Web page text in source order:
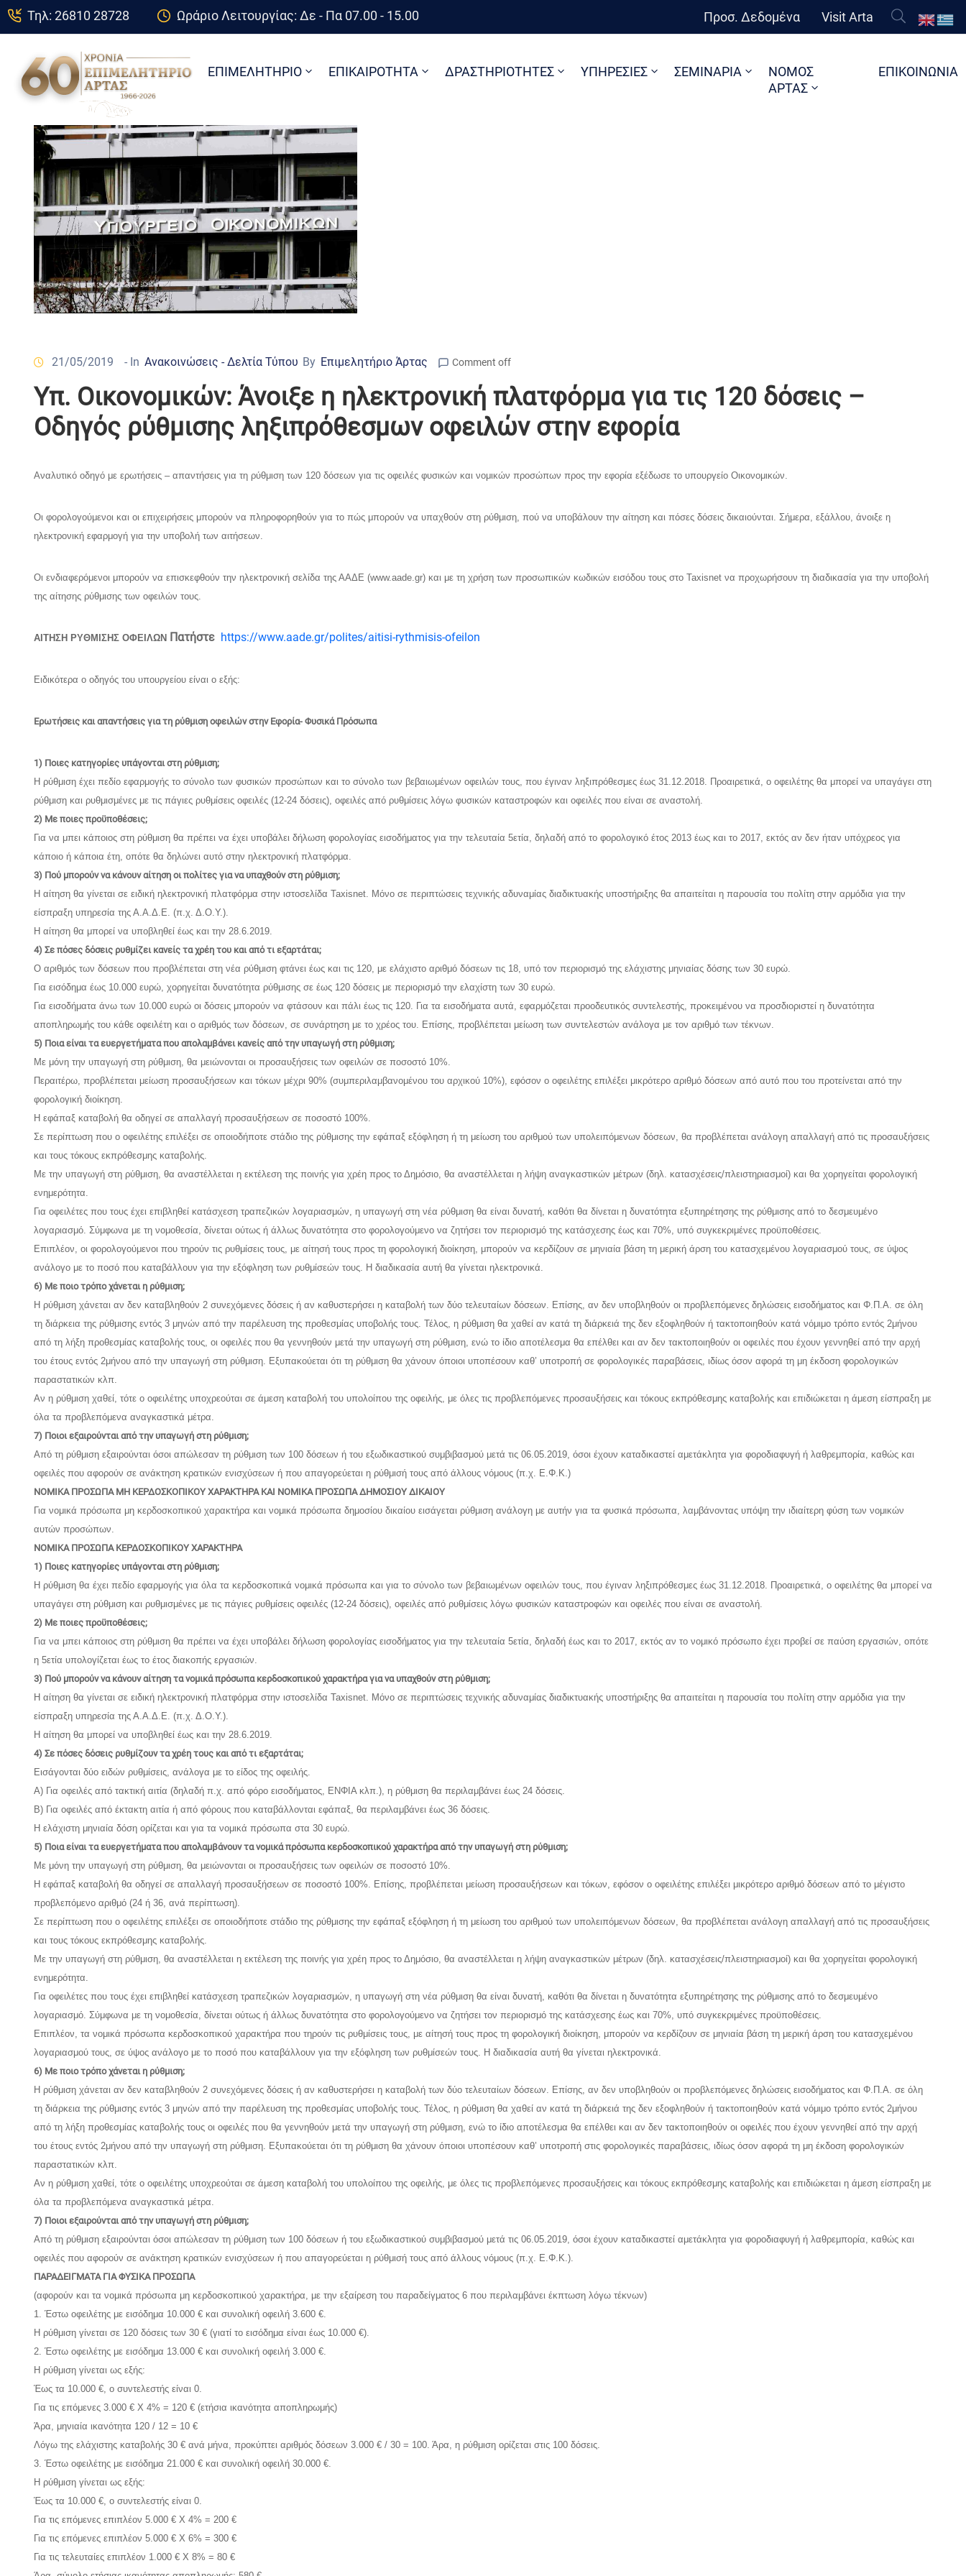
Τηλ: 26810 28728 Ωράριο Λειτουργίας: Δε - Πα 07.00 - 15.00 Προσ. Δεδομένα Visit Arta
ΕΠΙΜΕΛΗΤΗΡΙΟ ΕΠΙΚΑΙΡΟΤΗΤΑ ΔΡΑΣΤΗΡΙΟΤΗΤΕΣ ΥΠΗΡΕΣΙΕΣ ΣΕΜΙΝΑΡΙΑ
ΝΟΜΟΣ
ΑΡΤΑΣ
ΕΠΙΚΟΙΝΩΝΙΑ
21/05/2019 - In Ανακοινώσεις - Δελτία Τύπου By Επιμελητήριο Άρτας Comment off
Υπ. Οικονομικών: Άνοιξε η ηλεκτρονική πλατφόρμα για τις 120 δόσεις –
Οδηγός ρύθμισης ληξιπρόθεσμων οφειλών στην εφορία
Αναλυτικό οδηγό με ερωτήσεις – απαντήσεις για τη ρύθμιση των 120 δόσεων για τις οφειλές φυσικών και νομικών προσώπων προς την εφορία εξέδωσε το υπουργείο Οικονομικών.
Οι φορολογούμενοι και οι επιχειρήσεις μπορούν να πληροφορηθούν για το πώς μπορούν να υπαχθούν στη ρύθμιση, πού να υποβάλουν την αίτηση και πόσες δόσεις δικαιούνται. Σήμερα, εξάλλου, άνοιξε η
ηλεκτρονική εφαρμογή για την υποβολή των αιτήσεων.
Οι ενδιαφερόμενοι μπορούν να επισκεφθούν την ηλεκτρονική σελίδα της ΑΑΔΕ (www.aade.gr) και με τη χρήση των προσωπικών κωδικών εισόδου τους στο Taxisnet να προχωρήσουν τη διαδικασία για την υποβολή
της αίτησης ρύθμισης των οφειλών τους.
ΑΙΤΗΣΗ ΡΥΘΜΙΣΗΣ ΟΦΕΙΛΩΝ Πατήστε https://www.aade.gr/polites/aitisi-rythmisis-ofeilon
Ειδικότερα ο οδηγός του υπουργείου είναι ο εξής:
Ερωτήσεις και απαντήσεις για τη ρύθμιση οφειλών στην Εφορία- Φυσικά Πρόσωπα
1) Ποιες κατηγορίες υπάγονται στη ρύθμιση;
H ρύθμιση έχει πεδίο εφαρμογής το σύνολο των φυσικών προσώπων και το σύνολο των βεβαιωμένων οφειλών τους, που έγιναν ληξιπρόθεσμες έως 31.12.2018. Προαιρετικά, ο οφειλέτης θα μπορεί να υπαγάγει στη
ρύθμιση και ρυθμισμένες με τις πάγιες ρυθμίσεις οφειλές (12-24 δόσεις), οφειλές από ρυθμίσεις λόγω φυσικών καταστροφών και οφειλές που είναι σε αναστολή.
2) Με ποιες προϋποθέσεις;
Για να μπει κάποιος στη ρύθμιση θα πρέπει να έχει υποβάλει δήλωση φορολογίας εισοδήματος για την τελευταία 5ετία, δηλαδή από το φορολογικό έτος 2013 έως και το 2017, εκτός αν δεν ήταν υπόχρεος για
κάποιο ή κάποια έτη, οπότε θα δηλώνει αυτό στην ηλεκτρονική πλατφόρμα.
3) Πού μπορούν να κάνουν αίτηση οι πολίτες για να υπαχθούν στη ρύθμιση;
Η αίτηση θα γίνεται σε ειδική ηλεκτρονική πλατφόρμα στην ιστοσελίδα Taxisnet. Μόνο σε περιπτώσεις τεχνικής αδυναμίας διαδικτυακής υποστήριξης θα απαιτείται η παρουσία του πολίτη στην αρμόδια για την
είσπραξη υπηρεσία της Α.Α.Δ.Ε. (π.χ. Δ.Ο.Υ.).
Η αίτηση θα μπορεί να υποβληθεί έως και την 28.6.2019.
4) Σε πόσες δόσεις ρυθμίζει κανείς τα χρέη του και από τι εξαρτάται;
Ο αριθμός των δόσεων που προβλέπεται στη νέα ρύθμιση φτάνει έως και τις 120, με ελάχιστο αριθμό δόσεων τις 18, υπό τον περιορισμό της ελάχιστης μηνιαίας δόσης των 30 ευρώ.
Για εισόδημα έως 10.000 ευρώ, χορηγείται δυνατότητα ρύθμισης σε έως 120 δόσεις με περιορισμό την ελαχίστη των 30 ευρώ.
Για εισοδήματα άνω των 10.000 ευρώ οι δόσεις μπορούν να φτάσουν και πάλι έως τις 120. Για τα εισοδήματα αυτά, εφαρμόζεται προοδευτικός συντελεστής, προκειμένου να προσδιοριστεί η δυνατότητα
αποπληρωμής του κάθε οφειλέτη και ο αριθμός των δόσεων, σε συνάρτηση με το χρέος του. Επίσης, προβλέπεται μείωση των συντελεστών ανάλογα με τον αριθμό των τέκνων.
5) Ποια είναι τα ευεργετήματα που απολαμβάνει κανείς από την υπαγωγή στη ρύθμιση;
Με μόνη την υπαγωγή στη ρύθμιση, θα μειώνονται οι προσαυξήσεις των οφειλών σε ποσοστό 10%.
Περαιτέρω, προβλέπεται μείωση προσαυξήσεων και τόκων μέχρι 90% (συμπεριλαμβανομένου του αρχικού 10%), εφόσον ο οφειλέτης επιλέξει μικρότερο αριθμό δόσεων από αυτό που του προτείνεται από την
φορολογική διοίκηση.
Η εφάπαξ καταβολή θα οδηγεί σε απαλλαγή προσαυξήσεων σε ποσοστό 100%.
Σε περίπτωση που ο οφειλέτης επιλέξει σε οποιοδήποτε στάδιο της ρύθμισης την εφάπαξ εξόφληση ή τη μείωση του αριθμού των υπολειπόμενων δόσεων, θα προβλέπεται ανάλογη απαλλαγή από τις προσαυξήσεις
και τους τόκους εκπρόθεσμης καταβολής.
Με την υπαγωγή στη ρύθμιση, θα αναστέλλεται η εκτέλεση της ποινής για χρέη προς το Δημόσιο, θα αναστέλλεται η λήψη αναγκαστικών μέτρων (δηλ. κατασχέσεις/πλειστηριασμοί) και θα χορηγείται φορολογική
ενημερότητα.
Για οφειλέτες που τους έχει επιβληθεί κατάσχεση τραπεζικών λογαριασμών, η υπαγωγή στη νέα ρύθμιση θα είναι δυνατή, καθότι θα δίνεται η δυνατότητα εξυπηρέτησης της ρύθμισης από το δεσμευμένο
λογαριασμό. Σύμφωνα με τη νομοθεσία, δίνεται ούτως ή άλλως δυνατότητα στο φορολογούμενο να ζητήσει τον περιορισμό της κατάσχεσης έως και 70%, υπό συγκεκριμένες προϋποθέσεις.
Επιπλέον, οι φορολογούμενοι που τηρούν τις ρυθμίσεις τους, με αίτησή τους προς τη φορολογική διοίκηση, μπορούν να κερδίζουν σε μηνιαία βάση τη μερική άρση του κατασχεμένου λογαριασμού τους, σε ύψος
ανάλογο με το ποσό που καταβάλλουν για την εξόφληση των ρυθμίσεών τους. Η διαδικασία αυτή θα γίνεται ηλεκτρονικά.
6) Με ποιο τρόπο χάνεται η ρύθμιση;
Η ρύθμιση χάνεται αν δεν καταβληθούν 2 συνεχόμενες δόσεις ή αν καθυστερήσει η καταβολή των δύο τελευταίων δόσεων. Επίσης, αν δεν υποβληθούν οι προβλεπόμενες δηλώσεις εισοδήματος και Φ.Π.Α. σε όλη
τη διάρκεια της ρύθμισης εντός 3 μηνών από την παρέλευση της προθεσμίας υποβολής τους. Τέλος, η ρύθμιση θα χαθεί αν κατά τη διάρκειά της δεν εξοφληθούν ή τακτοποιηθούν κατά νόμιμο τρόπο εντός 2μήνου
από τη λήξη προθεσμίας καταβολής τους, οι οφειλές που θα γεννηθούν μετά την υπαγωγή στη ρύθμιση, ενώ το ίδιο αποτέλεσμα θα επέλθει και αν δεν τακτοποιηθούν οι οφειλές που έχουν γεννηθεί από την αρχή
του έτους εντός 2μήνου από την υπαγωγή στη ρύθμιση. Εξυπακούεται ότι τη ρύθμιση θα χάνουν όποιοι υποπέσουν καθ’ υποτροπή σε φορολογικές παραβάσεις, ιδίως όσον αφορά τη μη έκδοση φορολογικών
παραστατικών κλπ.
Αν η ρύθμιση χαθεί, τότε ο οφειλέτης υποχρεούται σε άμεση καταβολή του υπολοίπου της οφειλής, με όλες τις προβλεπόμενες προσαυξήσεις και τόκους εκπρόθεσμης καταβολής και επιδιώκεται η άμεση είσπραξη με
όλα τα προβλεπόμενα αναγκαστικά μέτρα.
7) Ποιοι εξαιρούνται από την υπαγωγή στη ρύθμιση;
Από τη ρύθμιση εξαιρούνται όσοι απώλεσαν τη ρύθμιση των 100 δόσεων ή του εξωδικαστικού συμβιβασμού μετά τις 06.05.2019, όσοι έχουν καταδικαστεί αμετάκλητα για φοροδιαφυγή ή λαθρεμπορία, καθώς και
οφειλές που αφορούν σε ανάκτηση κρατικών ενισχύσεων ή που απαγορεύεται η ρύθμισή τους από άλλους νόμους (π.χ. Ε.Φ.Κ.)
ΝΟΜΙΚΑ ΠΡΟΣΩΠΑ ΜΗ ΚΕΡΔΟΣΚΟΠΙΚΟΥ ΧΑΡΑΚΤΗΡΑ ΚΑΙ ΝΟΜΙΚΑ ΠΡΟΣΩΠΑ ΔΗΜΟΣΙΟΥ ΔΙΚΑΙΟΥ
Για νομικά πρόσωπα μη κερδοσκοπικού χαρακτήρα και νομικά πρόσωπα δημοσίου δικαίου εισάγεται ρύθμιση ανάλογη με αυτήν για τα φυσικά πρόσωπα, λαμβάνοντας υπόψη την ιδιαίτερη φύση των νομικών
αυτών προσώπων.
ΝΟΜΙΚΑ ΠΡΟΣΩΠΑ ΚΕΡΔΟΣΚΟΠΙΚΟΥ ΧΑΡΑΚΤΗΡΑ
1) Ποιες κατηγορίες υπάγονται στη ρύθμιση;
Η ρύθμιση θα έχει πεδίο εφαρμογής για όλα τα κερδοσκοπικά νομικά πρόσωπα και για το σύνολο των βεβαιωμένων οφειλών τους, που έγιναν ληξιπρόθεσμες έως 31.12.2018. Προαιρετικά, ο οφειλέτης θα μπορεί να
υπαγάγει στη ρύθμιση και ρυθμισμένες με τις πάγιες ρυθμίσεις οφειλές (12-24 δόσεις), οφειλές από ρυθμίσεις λόγω φυσικών καταστροφών και οφειλές που είναι σε αναστολή.
2) Με ποιες προϋποθέσεις;
Για να μπει κάποιος στη ρύθμιση θα πρέπει να έχει υποβάλει δήλωση φορολογίας εισοδήματος για την τελευταία 5ετία, δηλαδή έως και το 2017, εκτός αν το νομικό πρόσωπο έχει προβεί σε παύση εργασιών, οπότε
η 5ετία υπολογίζεται έως το έτος διακοπής εργασιών.
3) Πού μπορούν να κάνουν αίτηση τα νομικά πρόσωπα κερδοσκοπικού χαρακτήρα για να υπαχθούν στη ρύθμιση;
Η αίτηση θα γίνεται σε ειδική ηλεκτρονική πλατφόρμα στην ιστοσελίδα Taxisnet. Μόνο σε περιπτώσεις τεχνικής αδυναμίας διαδικτυακής υποστήριξης θα απαιτείται η παρουσία του πολίτη στην αρμόδια για την
είσπραξη υπηρεσία της Α.Α.Δ.Ε. (π.χ. Δ.Ο.Υ.).
Η αίτηση θα μπορεί να υποβληθεί έως και την 28.6.2019.
4) Σε πόσες δόσεις ρυθμίζουν τα χρέη τους και από τι εξαρτάται;
Εισάγονται δύο ειδών ρυθμίσεις, ανάλογα με το είδος της οφειλής.
Α) Για οφειλές από τακτική αιτία (δηλαδή π.χ. από φόρο εισοδήματος, ΕΝΦΙΑ κλπ.), η ρύθμιση θα περιλαμβάνει έως 24 δόσεις.
Β) Για οφειλές από έκτακτη αιτία ή από φόρους που καταβάλλονται εφάπαξ, θα περιλαμβάνει έως 36 δόσεις.
Η ελάχιστη μηνιαία δόση ορίζεται και για τα νομικά πρόσωπα στα 30 ευρώ.
5) Ποια είναι τα ευεργετήματα που απολαμβάνουν τα νομικά πρόσωπα κερδοσκοπικού χαρακτήρα από την υπαγωγή στη ρύθμιση;
Με μόνη την υπαγωγή στη ρύθμιση, θα μειώνονται οι προσαυξήσεις των οφειλών σε ποσοστό 10%.
Η εφάπαξ καταβολή θα οδηγεί σε απαλλαγή προσαυξήσεων σε ποσοστό 100%. Επίσης, προβλέπεται μείωση προσαυξήσεων και τόκων, εφόσον ο οφειλέτης επιλέξει μικρότερο αριθμό δόσεων από το μέγιστο
προβλεπόμενο αριθμό (24 ή 36, ανά περίπτωση).
Σε περίπτωση που ο οφειλέτης επιλέξει σε οποιοδήποτε στάδιο της ρύθμισης την εφάπαξ εξόφληση ή τη μείωση του αριθμού των υπολειπόμενων δόσεων, θα προβλέπεται ανάλογη απαλλαγή από τις προσαυξήσεις
και τους τόκους εκπρόθεσμης καταβολής.
Με την υπαγωγή στη ρύθμιση, θα αναστέλλεται η εκτέλεση της ποινής για χρέη προς το Δημόσιο, θα αναστέλλεται η λήψη αναγκαστικών μέτρων (δηλ. κατασχέσεις/πλειστηριασμοί) και θα χορηγείται φορολογική
ενημερότητα.
Για οφειλέτες που τους έχει επιβληθεί κατάσχεση τραπεζικών λογαριασμών, η υπαγωγή στη νέα ρύθμιση θα είναι δυνατή, καθότι θα δίνεται η δυνατότητα εξυπηρέτησης της ρύθμισης από το δεσμευμένο
λογαριασμό. Σύμφωνα με τη νομοθεσία, δίνεται ούτως ή άλλως δυνατότητα στο φορολογούμενο να ζητήσει τον περιορισμό της κατάσχεσης έως και 70%, υπό συγκεκριμένες προϋποθέσεις.
Επιπλέον, τα νομικά πρόσωπα κερδοσκοπικού χαρακτήρα που τηρούν τις ρυθμίσεις τους, με αίτησή τους προς τη φορολογική διοίκηση, μπορούν να κερδίζουν σε μηνιαία βάση τη μερική άρση του κατασχεμένου
λογαριασμού τους, σε ύψος ανάλογο με το ποσό που καταβάλλουν για την εξόφληση των ρυθμίσεών τους. Η διαδικασία αυτή θα γίνεται ηλεκτρονικά.
6) Με ποιο τρόπο χάνεται η ρύθμιση;
Η ρύθμιση χάνεται αν δεν καταβληθούν 2 συνεχόμενες δόσεις ή αν καθυστερήσει η καταβολή των δύο τελευταίων δόσεων. Επίσης, αν δεν υποβληθούν οι προβλεπόμενες δηλώσεις εισοδήματος και Φ.Π.Α. σε όλη
τη διάρκεια της ρύθμισης εντός 3 μηνών από την παρέλευση της προθεσμίας υποβολής τους. Τέλος, η ρύθμιση θα χαθεί αν κατά τη διάρκειά της δεν εξοφληθούν ή τακτοποιηθούν κατά νόμιμο τρόπο εντός 2μήνου
από τη λήξη προθεσμίας καταβολής τους οι οφειλές που θα γεννηθούν μετά την υπαγωγή στη ρύθμιση, ενώ το ίδιο αποτέλεσμα θα επέλθει και αν δεν τακτοποιηθούν οι οφειλές που έχουν γεννηθεί από την αρχή
του έτους εντός 2μήνου από την υπαγωγή στη ρύθμιση. Εξυπακούεται ότι τη ρύθμιση θα χάνουν όποιοι υποπέσουν καθ’ υποτροπή στις φορολογικές παραβάσεις, ιδίως όσον αφορά τη μη έκδοση φορολογικών
παραστατικών κλπ.
Αν η ρύθμιση χαθεί, τότε ο οφειλέτης υποχρεούται σε άμεση καταβολή του υπολοίπου της οφειλής, με όλες τις προβλεπόμενες προσαυξήσεις και τόκους εκπρόθεσμης καταβολής και επιδιώκεται η άμεση είσπραξη με
όλα τα προβλεπόμενα αναγκαστικά μέτρα.
7) Ποιοι εξαιρούνται από την υπαγωγή στη ρύθμιση;
Από τη ρύθμιση εξαιρούνται όσοι απώλεσαν τη ρύθμιση των 100 δόσεων ή του εξωδικαστικού συμβιβασμού μετά τις 06.05.2019, όσοι έχουν καταδικαστεί αμετάκλητα για φοροδιαφυγή ή λαθρεμπορία, καθώς και
οφειλές που αφορούν σε ανάκτηση κρατικών ενισχύσεων ή που απαγορεύεται η ρύθμισή τους από άλλους νόμους (π.χ. Ε.Φ.Κ.).
ΠΑΡΑΔΕΙΓΜΑΤΑ ΓΙΑ ΦΥΣΙΚΑ ΠΡΟΣΩΠΑ
(αφορούν και τα νομικά πρόσωπα μη κερδοσκοπικού χαρακτήρα, με την εξαίρεση του παραδείγματος 6 που περιλαμβάνει έκπτωση λόγω τέκνων)
1. Έστω οφειλέτης με εισόδημα 10.000 € και συνολική οφειλή 3.600 €.
Η ρύθμιση γίνεται σε 120 δόσεις των 30 € (γιατί το εισόδημα είναι έως 10.000 €).
2. Έστω οφειλέτης με εισόδημα 13.000 € και συνολική οφειλή 3.000 €.
Η ρύθμιση γίνεται ως εξής:
Έως τα 10.000 €, ο συντελεστής είναι 0.
Για τις επόμενες 3.000 € Χ 4% = 120 € (ετήσια ικανότητα αποπληρωμής)
Άρα, μηνιαία ικανότητα 120 / 12 = 10 €
Λόγω της ελάχιστης καταβολής 30 € ανά μήνα, προκύπτει αριθμός δόσεων 3.000 € / 30 = 100. Άρα, η ρύθμιση ορίζεται στις 100 δόσεις.
3. Έστω οφειλέτης με εισόδημα 21.000 € και συνολική οφειλή 30.000 €.
Η ρύθμιση γίνεται ως εξής:
Έως τα 10.000 €, ο συντελεστής είναι 0.
Για τις επόμενες επιπλέον 5.000 € Χ 4% = 200 €
Για τις επόμενες επιπλέον 5.000 € Χ 6% = 300 €
Για τις τελευταίες επιπλέον 1.000 € Χ 8% = 80 €